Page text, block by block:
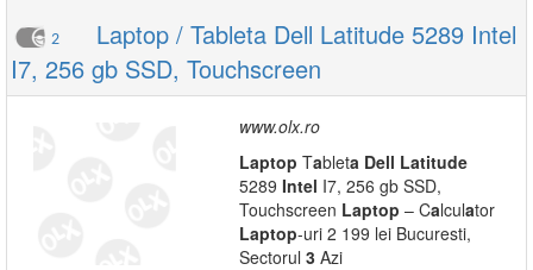
2
Laptop / Tableta Dell Latitude 5289 Intel
I7, 256 gb SSD, Touchscreen
www.olx.ro
Laptop Tableta Dell Latitude
5289 Intel I7, 256 gb SSD,
Touchscreen Laptop – Calculator
Laptop-uri 2 199 lei Bucuresti,
Sectorul 3 Azi